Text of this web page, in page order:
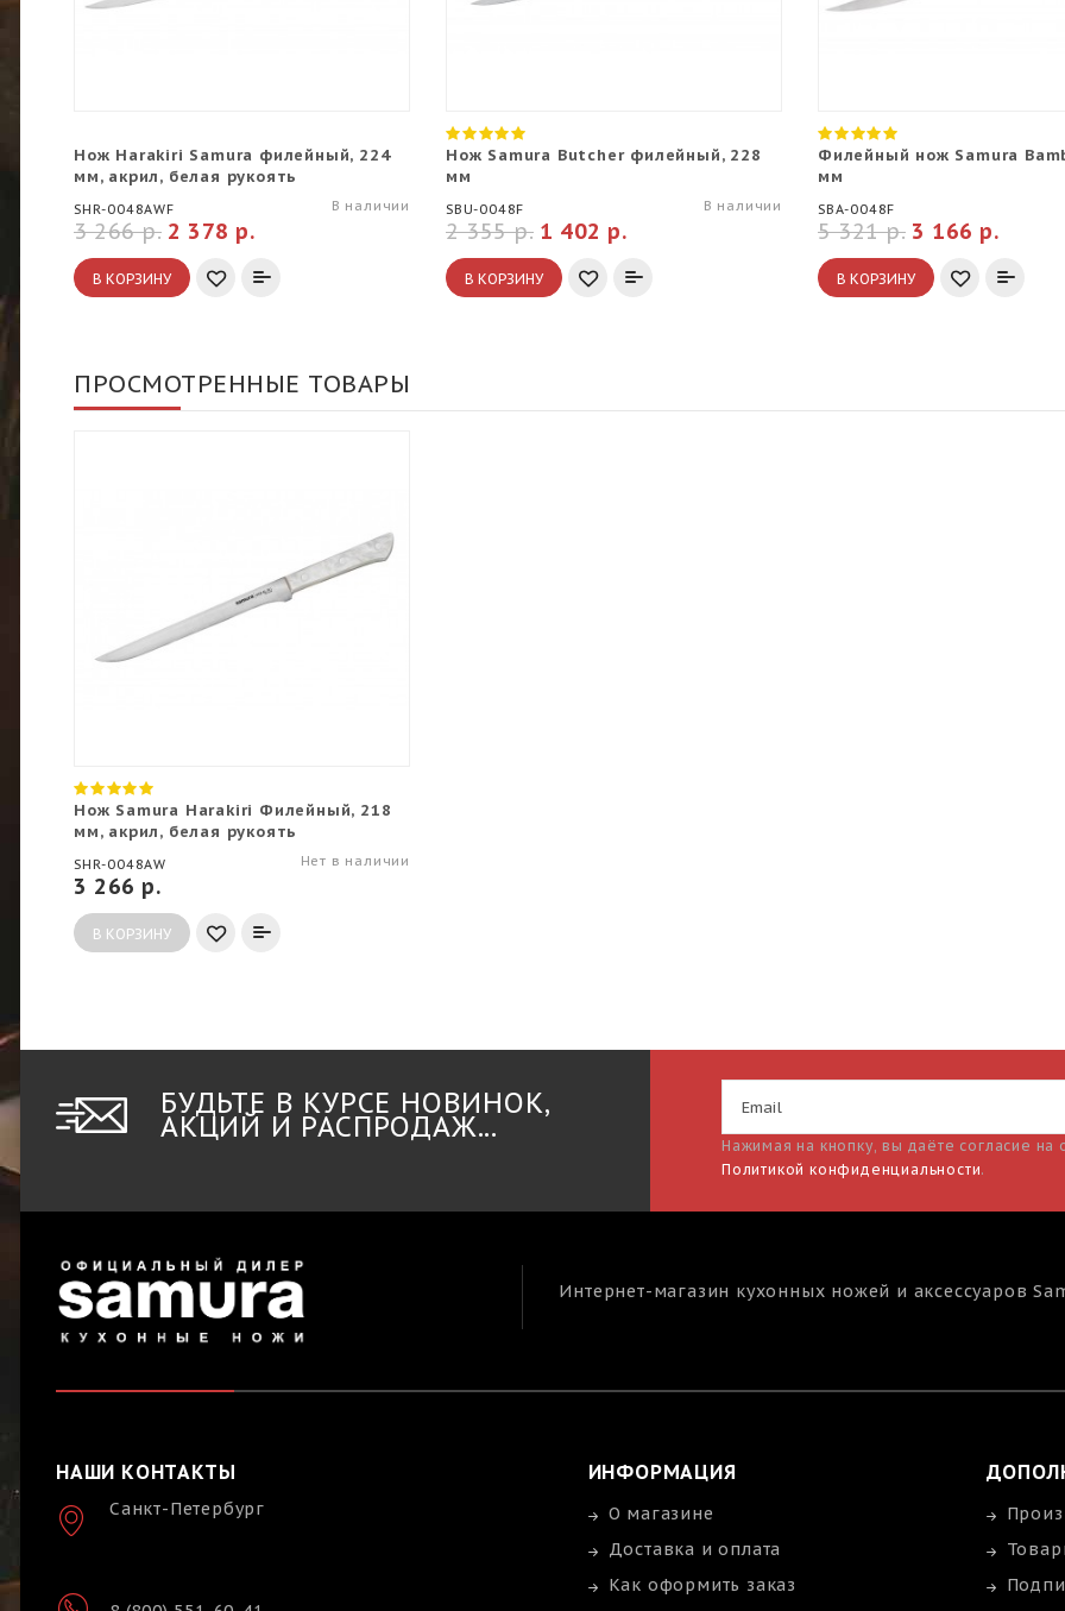
Нож Harakiri Samura филейный, 224
мм, акрил, белая рукоять
SHR-0048AWF В наличии
2 378 р.
3 266 р.
В КОРЗИНУ
Нож Samura Butcher филейный, 228
мм
SBU-0048F В наличии
1 402 р.
2 355 р.
В КОРЗИНУ
Филейный нож Samura
мм
SBA-0048F
3 166 р.
5 321 р.
В КОРЗИНУ
ПРОСМОТРЕННЫЕ ТОВАРЫ
Нож Samura Harakiri Филейный, 218
мм, акрил, белая рукоять
SHR-0048AW Нет в наличии
3 266 р.
В КОРЗИНУ
БУДЬТЕ В КУРСЕ НОВИНОК,
АКЦИЙ И РАСПРОДАЖ...
Нажимая на кнопку, вы даёте согласие на
Политикой конфиденциальности.
Интернет-магазин кухонных ножей и аксессуаров
НАШИ КОНТАКТЫ
Санкт-Петербург
ИНФОРМАЦИЯ
О магазине
Доставка и оплата
Как оформить заказ